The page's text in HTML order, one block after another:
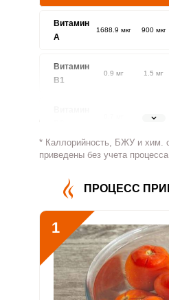
Витамин
A
1688.9 мкг 900 мкг
Витамин
В1
0.9 мг 1.5 мг
1.8 мг
Витамин
25.5 мг 500 мг
Витамин
В5
Витамин
В6
1.7 мг 2 мг
Витамин
В9
74 мкг 400 мкг
* Каллорийность, БЖУ и хим.
приведены без учета
ПРОЦЕСС
1